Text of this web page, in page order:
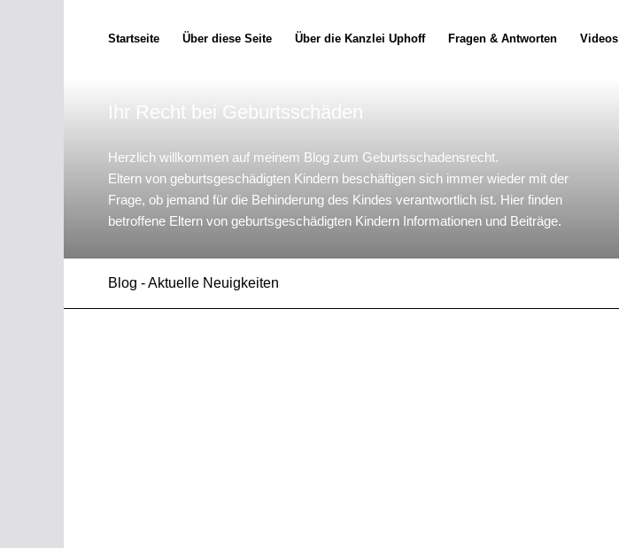
Startseite Über diese Seite Über die Kanzlei Uphoff Fragen & Antworten Videos
Ihr Recht bei Geburtsschäden
Herzlich willkommen auf meinem Blog zum Geburtsschadensrecht.
Eltern von geburtsgeschädigten Kindern beschäftigen sich immer wieder mit der
Frage, ob jemand für die Behinderung des Kindes verantwortlich ist. Hier finden
betroffene Eltern von geburtsgeschädigten Kindern Informationen und Beiträge.
Blog - Aktuelle Neuigkeiten